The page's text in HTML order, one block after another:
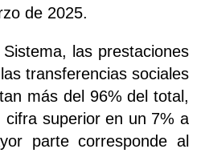
de 2025.
las prestaciones
transferencias sociales
más del 96% del total,
cifra superior en un 7% a
parte corresponde al